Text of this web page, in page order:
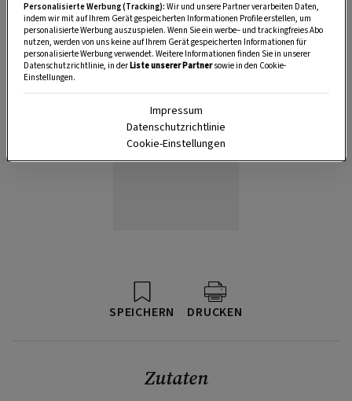
SPEICHERN DRUCKEN
Zutaten
Personalisierte Werbung (Tracking): Wir und unsere Partner verarbeiten Daten,
indem wir mit auf Ihrem Gerät gespeicherten Informationen Profile erstellen, um
personalisierte Werbung auszuspielen. Wenn Sie ein werbe– und trackingfreies Abo
nutzen, werden von uns keine auf Ihrem Gerät gespeicherten Informationen für
personalisierte Werbung verwendet. Weitere Informationen finden Sie in unserer
Datenschutzrichtlinie, in derListe unserer Partnersowie in den Cookie-
Einstellungen.
Impressum
Datenschutzrichtlinie
Cookie-Einstellungen